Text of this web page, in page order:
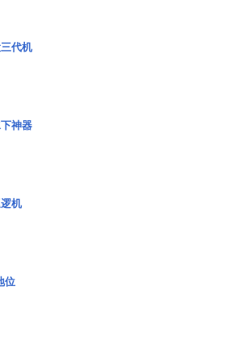
代机
神器
机
位